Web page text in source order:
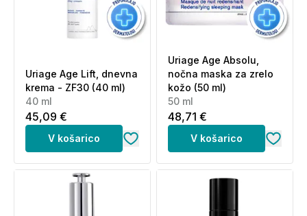
Uriage Age Lift, dnevna
krema - ZF30 (40 ml)
40 ml
45,09 €
V košarico
Uriage Age Absolu,
nočna maska za zrelo
kožo (50 ml)
50 ml
48,71 €
V košarico